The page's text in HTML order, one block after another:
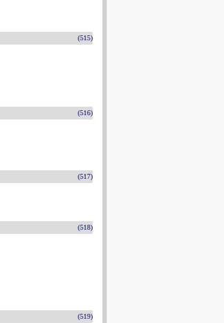
(515)
(516)
(517)
(518)
(519)